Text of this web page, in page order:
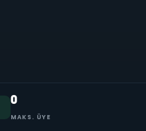
0
MAKS. ÜYE